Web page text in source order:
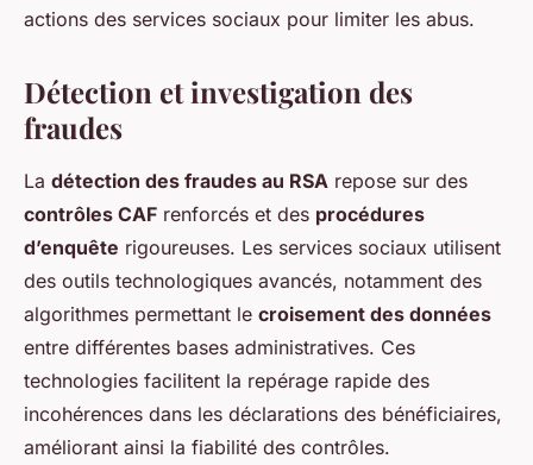
actions des services sociaux pour limiter les abus.
Détection et investigation des
fraudes
La détection des fraudes au RSA repose sur des
contrôles CAF renforcés et des procédures
d’enquête rigoureuses. Les services sociaux utilisent
des outils technologiques avancés, notamment des
algorithmes permettant le croisement des données
entre différentes bases administratives. Ces
technologies facilitent la repérage rapide des
incohérences dans les déclarations des bénéficiaires,
améliorant ainsi la fiabilité des contrôles.